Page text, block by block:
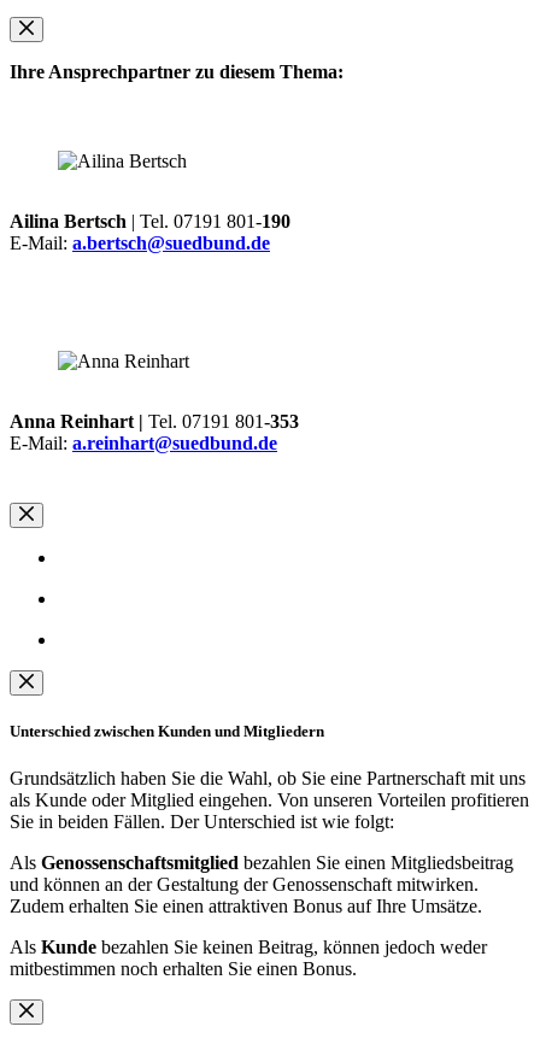
Ihre Ansprechpartner zu diesem Thema:
Ailina Bertsch | Tel. 07191 801-190
E-Mail: a.bertsch@suedbund.de
Anna Reinhart | Tel. 07191 801-353
E-Mail: a.reinhart@suedbund.de
Unterschied zwischen Kunden und Mitgliedern
Grundsätzlich haben Sie die Wahl, ob Sie eine Partnerschaft mit uns
als Kunde oder Mitglied eingehen. Von unseren Vorteilen profitieren
Sie in beiden Fällen. Der Unterschied ist wie folgt:
Als Genossenschaftsmitglied bezahlen Sie einen Mitgliedsbeitrag
und können an der Gestaltung der Genossenschaft mitwirken.
Zudem erhalten Sie einen attraktiven Bonus auf Ihre Umsätze.
Als Kunde bezahlen Sie keinen Beitrag, können jedoch weder
mitbestimmen noch erhalten Sie einen Bonus.